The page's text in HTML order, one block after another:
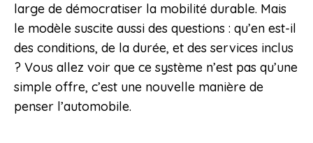
large de démocratiser la mobilité durable. Mais
le modèle suscite aussi des questions : qu’en est-il
des conditions, de la durée, et des services inclus
? Vous allez voir que ce système n’est pas qu’une
simple offre, c’est une nouvelle manière de
penser l’automobile.